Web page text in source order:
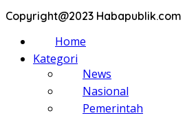
Copyright@2023 Habapublik.com
Home
Kategori
News
Nasional
Pemerintah